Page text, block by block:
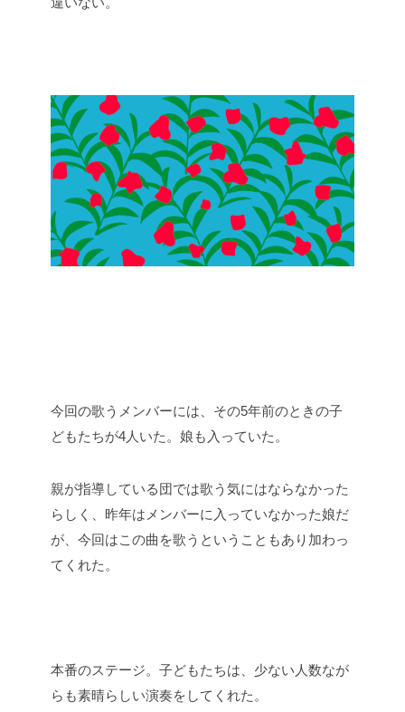
今回の歌うメンバーには、その5年前のときの子
どもたちが4人いた。娘も入っていた。
親が指導している団では歌う気にはならなかった
らしく、昨年はメンバーに入っていなかった娘だ
が、今回はこの曲を歌うということもあり加わっ
てくれた。
本番のステージ。子どもたちは、少ない人数なが
らも素晴らしい演奏をしてくれた。